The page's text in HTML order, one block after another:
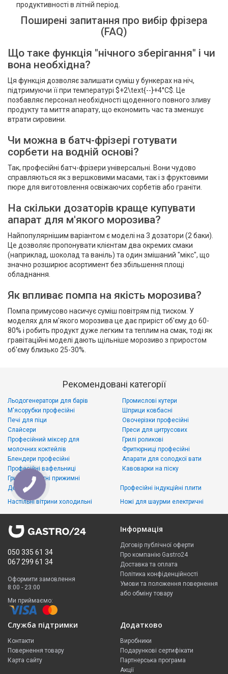
продуктивності в літній період.
Поширені запитання про вибір фрізера
(FAQ)
Що таке функція "нічного зберігання" і чи
вона необхідна?
Ця функція дозволяє залишати суміш у бункерах на ніч,
підтримуючи її при температурі $+2\text{--}+4°C$. Це
позбавляє персонал необхідності щоденного повного зливу
продукту та миття апарату, що економить час та зменшує
втрати сировини.
Чи можна в батч-фрізері готувати
сорбети на водній основі?
Так, професійні батч-фрізери універсальні. Вони чудово
справляються як з вершковими масами, так і з фруктовими
пюре для виготовлення освіжаючих сорбетів або граніти.
На скільки дозаторів краще купувати
апарат для м'якого морозива?
Найпопулярнішим варіантом є моделі на 3 дозатори (2 баки).
Це дозволяє пропонувати клієнтам два окремих смаки
(наприклад, шоколад та ваніль) та один змішаний "мікс", що
значно розширює асортимент без збільшення площі
обладнання.
Як впливає помпа на якість морозива?
Помпа примусово насичує суміш повітрям під тиском. У
моделях для м'якого морозива це дає приріст об'єму до 60-
80% і робить продукт дуже легким та теплим на смак, тоді як
гравітаційні моделі дають щільніше морозиво з приростом
об'єму близько 25-30%.
Рекомендовані категорії
Льодогенератори для барів
М'ясорубки професійні
Печі для піци
Слайсери
Промислові кутери
Шприци ковбасні
Овочерізки професійні
Преси для цитрусових
Професійний міксер для
молочних коктейлів
Блендери професійні
Професійні вафельниці
Грилі контактні прижимні
Грилі роликові
Фритюрниці професійні
Апарати для солодкої вати
Кавоварки на піску
Дегідратори
Настільні вітрини холодильні
Професійні індукційні плити
Ножі для шаурми електричні
050 335 61 34
067 299 61 34
Оформити замовлення
8:00 - 23:00
Ми приймаємо:
Інформація
Договір публічної оферти
Про компанію Gastro24
Доставка та оплата
Політика конфіденційності
Умови та положення повернення
або обміну товару
Служба підтримки
Контакти
Повернення товару
Карта сайту
Додатково
Виробники
Подарункові сертифікати
Партнерська програма
Акції